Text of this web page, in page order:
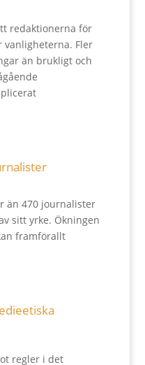
redaktionerna för
Fler
än brukligt och
än 470 journalister
sitt yrke. Ökningen
framförallt
regler i det